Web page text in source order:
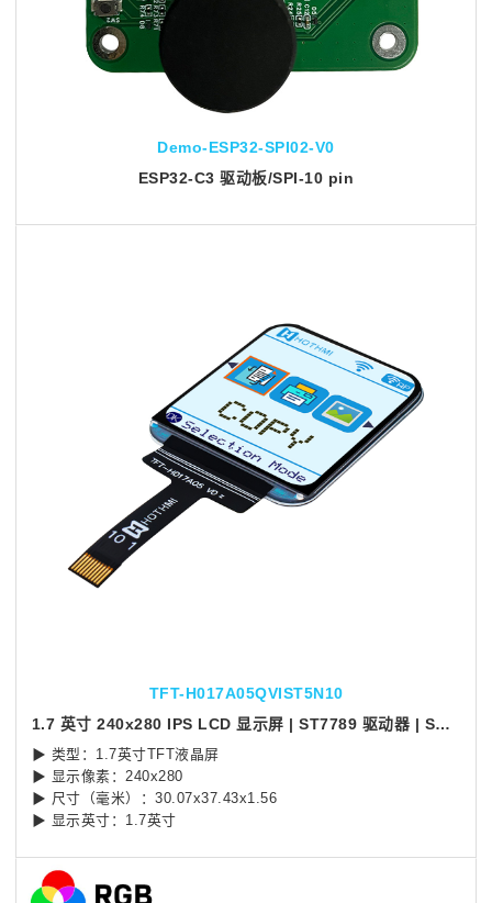
Demo-ESP32-SPI02-V0
ESP32-C3 驱动板/SPI-10 pin
TFT-H017A05QVIST5N10
1.7 英寸 240x280 IPS LCD 显示屏 | ST7789 驱动器 | SPI 接口
▶ 类型：1.7英寸TFT液晶屏
▶ 显示像素：240x280
▶ 尺寸（毫米）：30.07x37.43x1.56
▶ 显示英寸：1.7英寸